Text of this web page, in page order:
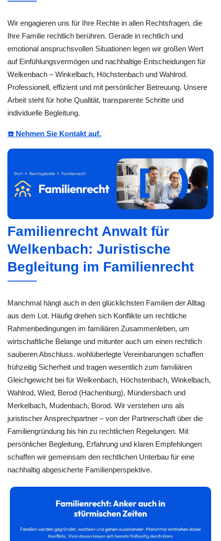
Wir engagieren uns für Ihre Rechte in allen Rechtsfragen, die
Ihre Familie rechtlich berühren. Gerade in rechtlich und
emotional anspruchsvollen Situationen legen wir großen Wert
auf Einfühlungsvermögen und nachhaltige Entscheidungen für
Welkenbach – Winkelbach, Höchstenbach und Wahlrod.
Professionell, effizient und mit persönlicher Betreuung. Unsere
Arbeit steht für hohe Qualität, transparente Schritte und
individuelle Begleitung.
☎️ Nehmen Sie Kontakt auf.
Familienrecht Anwalt für
Welkenbach: Juristische
Begleitung im Familienrecht
Manchmal hängt auch in den glücklichsten Familien der Alltag
aus dem Lot. Häufig drehen sich Konflikte um rechtliche
Rahmenbedingungen im familiären Zusammenleben, um
wirtschaftliche Belange und mitunter auch um einen rechtlich
sauberen Abschluss. wohlüberlegte Vereinbarungen schaffen
frühzeitig Sicherheit und tragen wesentlich zum familiären
Gleichgewicht bei für Welkenbach, Höchstenbach, Winkelbach,
Wahlrod, Wied, Berod (Hachenburg), Mündersbach und
Merkelbach, Mudenbach, Borod. Wir verstehen uns als
juristischer Ansprechpartner – von der Partnerschaft über die
Familiengründung bis hin zu rechtlichen Regelungen. Mit
persönlicher Begleitung, Erfahrung und klaren Empfehlungen
schaffen wir gemeinsam den rechtlichen Unterbau für eine
nachhaltig abgesicherte Familienperspektive.